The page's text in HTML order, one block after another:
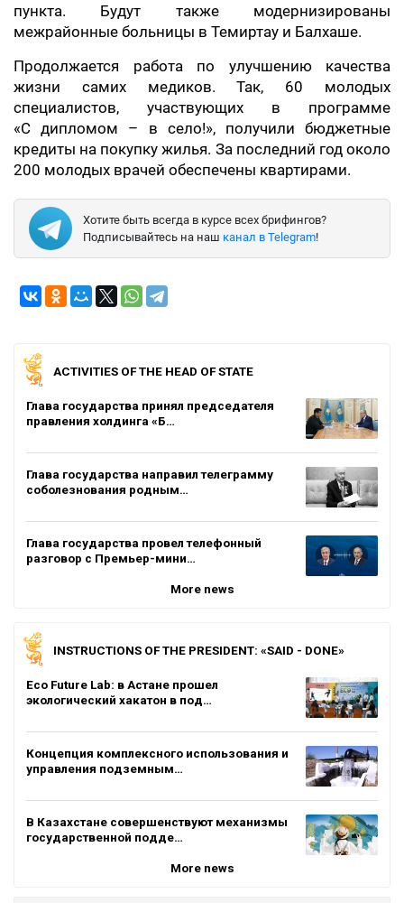
пункта. Будут также модернизированы
межрайонные больницы в Темиртау и Балхаше.
Продолжается работа по улучшению качества
жизни самих медиков. Так, 60 молодых
специалистов, участвующих в программе
«С дипломом – в село!», получили бюджетные
кредиты на покупку жилья. За последний год около
200 молодых врачей обеспечены квартирами.
Хотите быть всегда в курсе всех брифингов?
Подписывайтесь на наш канал в Telegram!
ACTIVITIES OF THE HEAD OF STATE
Глава государства принял председателя
правления холдинга «Б…
Глава государства направил телеграмму
соболезнования родным…
Глава государства провел телефонный
разговор с Премьер-мини…
More news
INSTRUCTIONS OF THE PRESIDENT: «SAID - DONE»
Eco Future Lab: в Астане прошел
экологический хакатон в под…
Концепция комплексного использования и
управления подземным…
В Казахстане совершенствуют механизмы
государственной подде…
More news